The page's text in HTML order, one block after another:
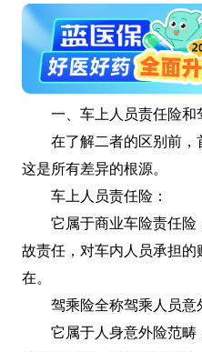
一、车上人员责任险和
在了解二者的区别前，
这是所有差异的根源。
车上人员责任险：
它属于商业车险责任
故责任，对车内人员承担
在。
驾乘险全称驾乘人员意
它属于人身意外险范